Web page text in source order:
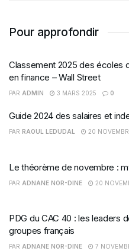
Pour approfondir
Classement 2025 des écoles
en finance – Wall Street
PAR ADMIN 3 MARS 2025 0
Guide 2024 des salaires et
PAR RAOUL LEDUDAL 20
Le théorème de novembre :
PAR ADNANE NOR-DINE 20
PDG du CAC 40 : les leaders
groupes français
PAR ADNANE NOR-DINE 7